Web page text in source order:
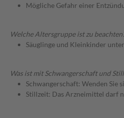
Mögliche Gefahr einer
Welche Altersgruppe ist zu
Säuglinge und Kleinkinder
Was ist mit Schwangerschaft und
Schwangerschaft: Wenden Sie
Stillzeit: Das Arzneimittel darf